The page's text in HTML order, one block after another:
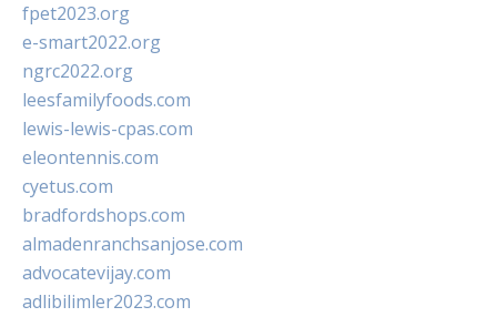
fpet2023.org
e-smart2022.org
ngrc2022.org
leesfamilyfoods.com
lewis-lewis-cpas.com
eleontennis.com
cyetus.com
bradfordshops.com
almadenranchsanjose.com
advocatevijay.com
adlibilimler2023.com